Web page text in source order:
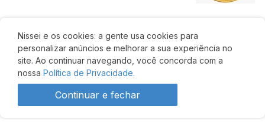
R$ 276,37
Nissei e os cookies: a gente usa cookies para
personalizar anúncios e melhorar a sua experiência no
site. Ao continuar navegando, você concorda com a
nossa Política de Privacidade.
Continuar e fechar